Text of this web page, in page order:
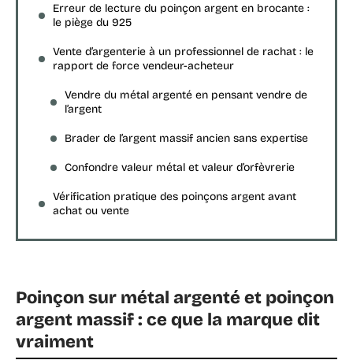
Erreur de lecture du poinçon argent en brocante :
le piège du 925
Vente d’argenterie à un professionnel de rachat : le
rapport de force vendeur-acheteur
Vendre du métal argenté en pensant vendre de
l’argent
Brader de l’argent massif ancien sans expertise
Confondre valeur métal et valeur d’orfèvrerie
Vérification pratique des poinçons argent avant
achat ou vente
Poinçon sur métal argenté et poinçon
argent massif : ce que la marque dit
vraiment